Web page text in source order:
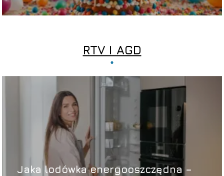
RTV I AGD
Jaka lodówka energooszczędna –